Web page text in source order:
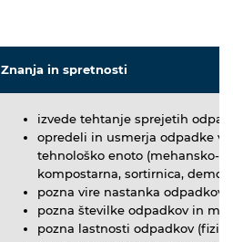
Znanja in spretnosti
izvede tehtanje sprejetih
opredeli in usmerja odpadke v
tehnološko enoto (mehansko-
kompostarna, sortirnica,
pozna vire nastanka odpadkov
pozna številke odpadkov in
pozna lastnosti odpadkov